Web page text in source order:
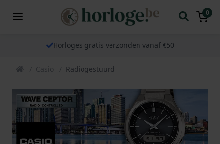
0
Horloges gratis verzonden vanaf €50
Casio Radiogestuurd